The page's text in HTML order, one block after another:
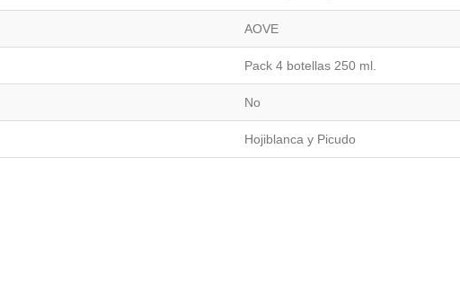
AOVE
Pack 4 botellas 250 ml.
No
Hojiblanca y Picudo